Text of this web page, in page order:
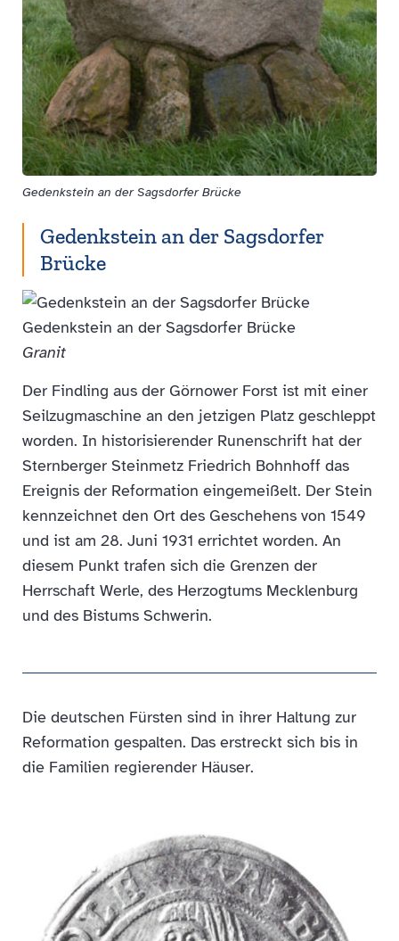
Gedenkstein an der Sagsdorfer Brücke
Gedenkstein an der Sagsdorfer
Brücke
Gedenkstein an der Sagsdorfer Brücke
Granit
Der Findling aus der Görnower Forst ist mit einer
Seilzugmaschine an den jetzigen Platz geschleppt
worden. In historisierender Runenschrift hat der
Sternberger Steinmetz Friedrich Bohnhoff das
Ereignis der Reformation eingemeißelt. Der Stein
kennzeichnet den Ort des Geschehens von 1549
und ist am 28. Juni 1931 errichtet worden. An
diesem Punkt trafen sich die Grenzen der
Herrschaft Werle, des Herzogtums Mecklenburg
und des Bistums Schwerin.
Die deutschen Fürsten sind in ihrer Haltung zur
Reformation gespalten. Das erstreckt sich bis in
die Familien regierender Häuser.